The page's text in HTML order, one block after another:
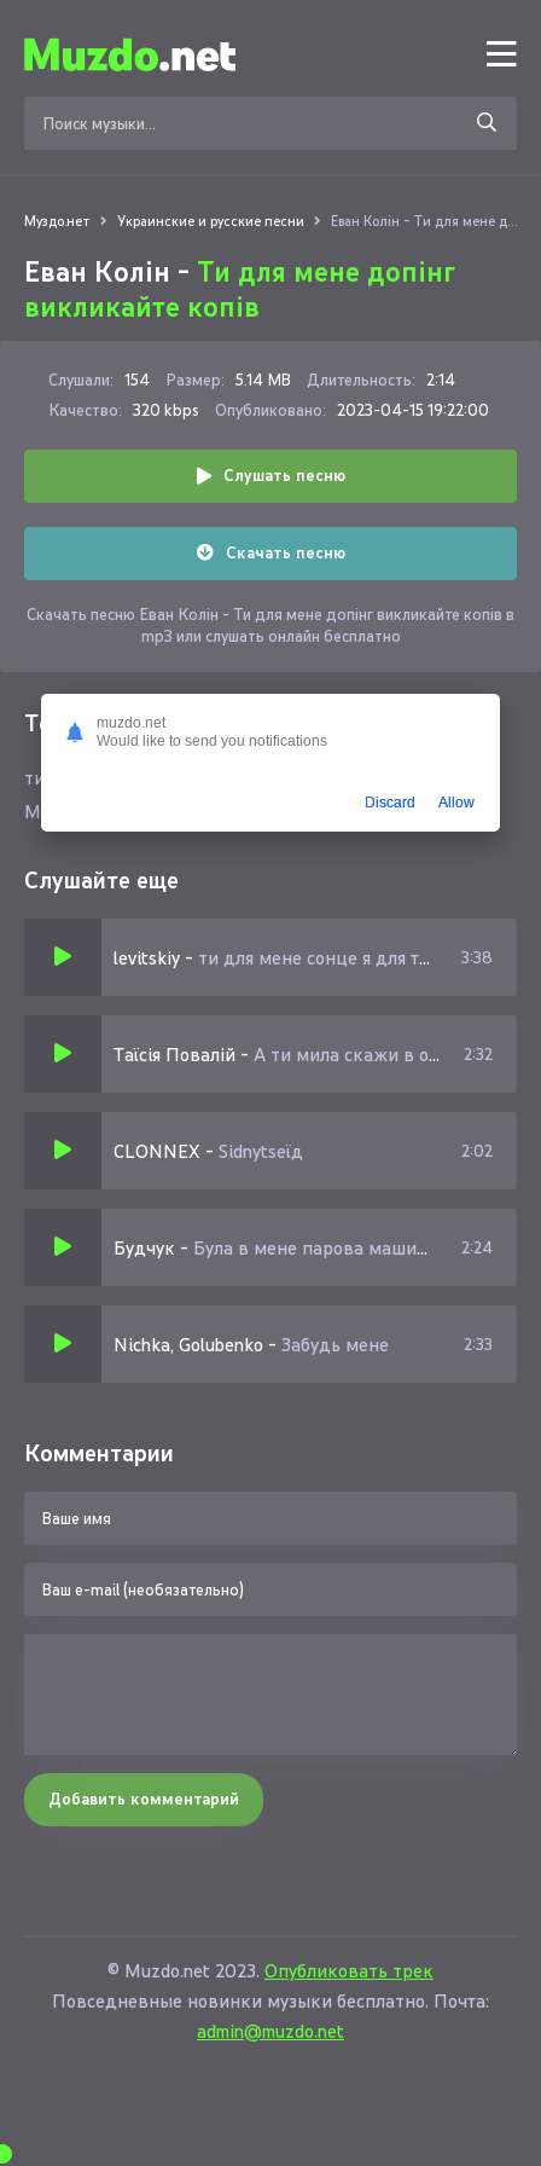
Муздо.нет Украинские и русские песни Еван Колін - Ти для мене допінг викликайте копів
Еван Колін - Ти для мене допінг
викликайте копів
Слушали: 154 Размер: 5.14 MB Длительность: 2:14
Качество: 320 kbps Опубликовано: 2023-04-15 19:22:00
Слушать песню
Скачать песню
Скачать песню Еван Колін - Ти для мене допінг викликайте копів в
mp3 или слушать онлайн бесплатно
Текст песни
ти для мене допінг викликайте копів
Може досить мила обирати далба
Слушайте еще
levitskiy - ти для мене сонце я для тебе небо 3:38
Таїсія Повалій - А ти мила скажи в отвіт 2:32
CLONNEX - Sidnytseїд 2:02
Будчук - Була в мене парова машина (TikTok Ремікс) 2:24
Nichka, Golubenko - Забудь мене 2:33
Комментарии
Добавить комментарий
© Muzdo.net 2023. Опубликовать трек
Повседневные новинки музыки бесплатно. Почта:
admin@muzdo.net
muzdo.net
Would like to send you notifications
Discard Allow